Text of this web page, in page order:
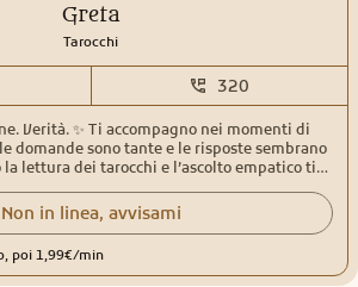
Greta
Tarocchi
320
nei momenti di
domande sono tante e le risposte sembrano
💫 Consulti personalizzati 💫
mentre facciamo chiarezza, come
che sa ascoltare davvero🤍
Non in linea, avvisami
poi 1,99€/min